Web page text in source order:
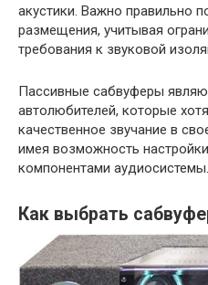
акустики. Важно правильно
размещения, учитывая
требования к звуковой
Пассивные сабвуферы
автолюбителей, которые
качественное звучание в
имея возможность
компонентами аудиосистемы.
Как выбрать